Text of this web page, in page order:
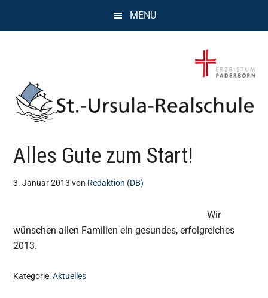
MENU
St.
Ursula
Realschule
Attendorn
Kompetenz,
Persönlichkeit,
Chancen
Alles Gute zum Start!
3. Januar 2013 von Redaktion (DB)
Wir
wünschen allen Familien ein gesundes, erfolgreiches
2013.
Kategorie:Aktuelles